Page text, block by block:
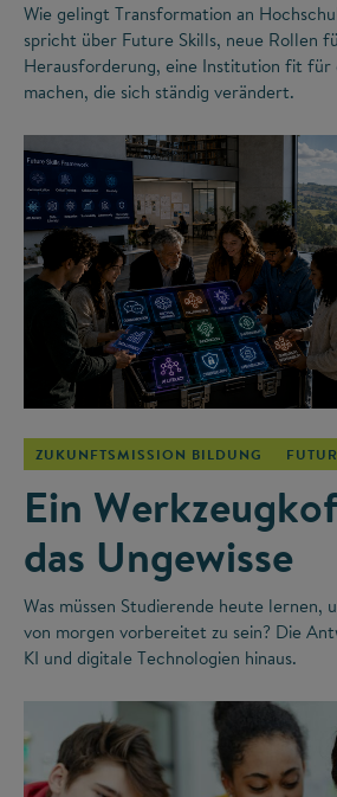
Wie gelingt Transformation an
spricht über Future Skills, neue Rollen
Herausforderung, eine Institution fit für
machen, die sich ständig verändert.
ZUKUNFTSMISSION BILDUNG
Ein
das Ungewisse
Was müssen Studierende heute lernen,
von morgen vorbereitet zu sein? Die
KI und digitale Technologien hinaus.